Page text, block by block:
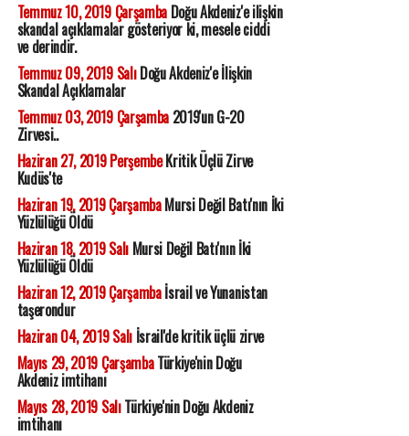
Temmuz 10, 2019 ÇarşambaDoğu Akdeniz'e ilişkin
skandal açıklamalar gösteriyor ki, mesele ciddi
ve derindir.
Temmuz 09, 2019 SalıDoğu Akdeniz'e İlişkin
Skandal Açıklamalar
Temmuz 03, 2019 Çarşamba2019'un G-20
Zirvesi..
Haziran 27, 2019 PerşembeKritik Üçlü Zirve
Kudüs'te
Haziran 19, 2019 ÇarşambaMursi Değil Batı'nın İki
Yüzlülüğü Öldü
Haziran 18, 2019 SalıMursi Değil Batı'nın İki
Yüzlülüğü Öldü
Haziran 12, 2019 Çarşambaİsrail ve Yunanistan
taşerondur
Haziran 04, 2019 Salıİsrail'de kritik üçlü zirve
Mayıs 29, 2019 ÇarşambaTürkiye'nin Doğu
Akdeniz imtihanı
Mayıs 28, 2019 SalıTürkiye'nin Doğu Akdeniz
imtihanı